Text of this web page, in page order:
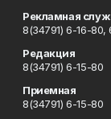
Рекламная
8(34791) 6-16-80,
Редакция
8(34791) 6-15-80
Приемная
8(34791) 6-15-80